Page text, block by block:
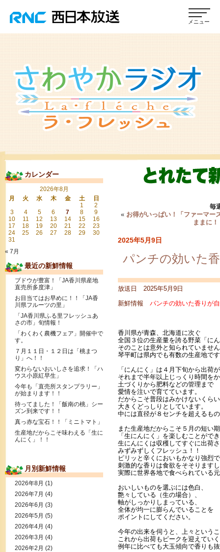
毎
« お得がいっぱい！「ファーマー
ままに
2025年5月9日
パンチの効いた
放送日 2025年5月9日
新鮮情報 パンチの効いた香りが
香川県が青森、北海道に次ぐ
全国３位の生産量を誇る野菜「に
そのことは意外と知られていませ
琴平町は県内でも有数の生産地で
「にんにく」は４月下旬から出荷
それまで半年以上じっくり時間を
土づくりから肥料などの管理まで
愛情を注いで育てています。
だからこそ普段はみかけないくらい
大きくどっしりとしています。
中には直径が８センチを超えるも
また生産地だからこそ５月の短い
「生にんにく」を楽しむことがで
生にんにくは収穫してすぐに出荷
みずみずしくフレッシュ！！
ピリッと辛くにおいもかなり強烈
刺激的な香りは食欲をそそります
実際に世界各地で食べられている
おいしいものを選ぶには色白、
艶々している（生の場合）、
軸がしっかりしまっている、
全体が均一に膨らんでいることを
ポイントにしてください。
今年の出来を伺うと、上々という
これから出荷もピークを迎えてい
例年に比べても大玉傾向で香りも
カレンダー
2026年8月
月
火 水 木 金 土
日
1
2
3
4 5 6 7 8
9
10
11 12 13 14 15
16
17
18 19 20 21 22
23
24
25 26 27 28 29
30
31
« 7月
最近の新鮮情報
ブドウが豊富！「JA香川県産地
直売所多度津」
お目当てはお早めに！！「JA香
川県フルーツの里」
「JA香川県ふる里フレッシュあ
さの市」旬情報！
「わくわく農機フェア」開催中で
す。
７月１１日・１２日は「桃まつ
り」へ！！
変わらないおいしさを追求！「ハ
ウス小原紅早生」
今年も「直売所スタンプラリー」
が始まります！！
待ってました！「飯南の桃」シー
ズン到来です！！
真っ赤な宝石！！「ミニトマト」
生産地だからこそ味わえる「生に
んにく」！！
月別新鮮情報
2026年8月 (1)
2026年7月 (4)
2026年6月 (3)
2026年5月 (5)
2026年4月 (4)
2026年3月 (4)
2026年2月 (2)